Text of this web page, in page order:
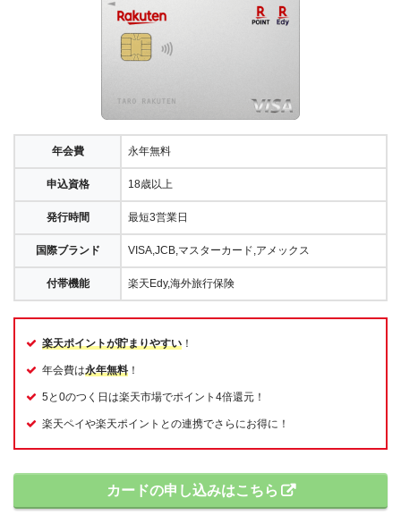
年会費 永年無料
申込資格 18歳以上
発行時間 最短3営業日
国際ブランド VISA,JCB,マスターカード,アメックス
付帯機能 楽天Edy,海外旅行保険
楽天ポイントが貯まりやすい ！
年会費は永年無料 ！
5と0のつく日は楽天市場でポイント4倍還元！
楽天ペイや楽天ポイントとの連携でさらにお得に！
カードの申し込みはこちら